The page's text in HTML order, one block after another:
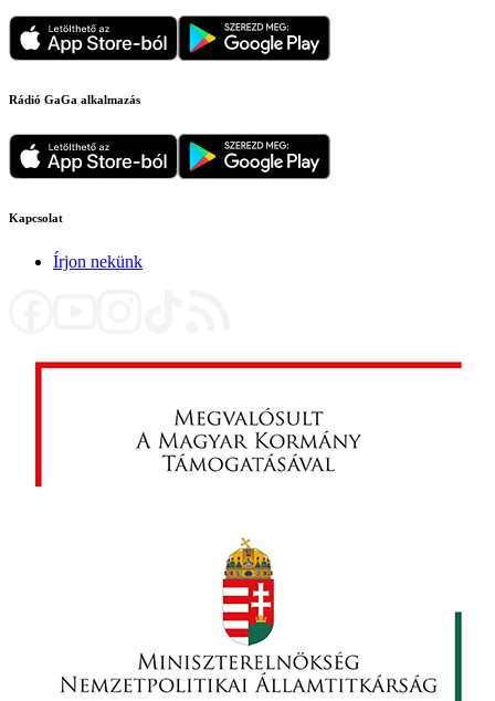
Rádió GaGa alkalmazás
Kapcsolat
Írjon nekünk